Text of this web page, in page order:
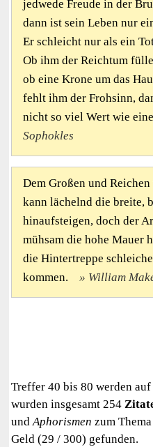
jedwede Freude in der
dann ist sein Leben nur
Er schleicht nur als ein
Ob ihm der Reichtum
ob eine Krone um das
fehlt ihm der Frohsinn,
nicht so viel Wert wie
Sophokles
Dem Großen und
kann lächelnd die breite,
hinaufsteigen, doch der
mühsam die hohe Mauer
die Hintertreppe
kommen.
William
Treffer 40 bis 80 werden
wurden insgesamt 254
undAphorismen zum
Geld (29 / 300) gefunden.